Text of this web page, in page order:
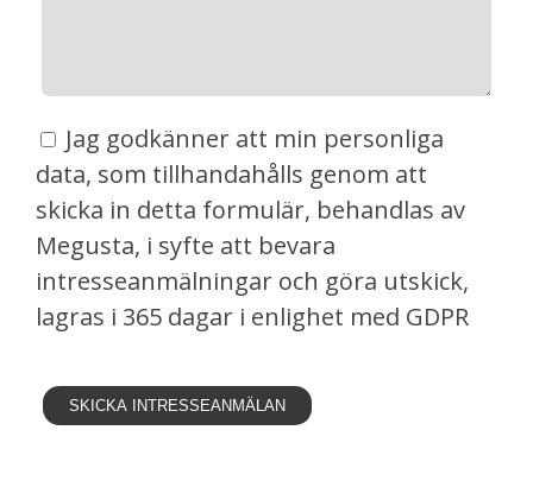
Jag godkänner att min personliga
data, som tillhandahålls genom att
skicka in detta formulär, behandlas av
Megusta, i syfte att bevara
intresseanmälningar och göra utskick,
lagras i 365 dagar i enlighet med GDPR